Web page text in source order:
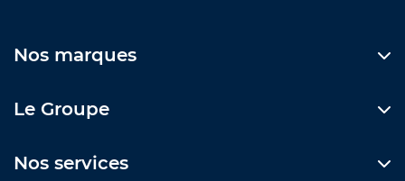
Nos marques
Le Groupe
Nos services